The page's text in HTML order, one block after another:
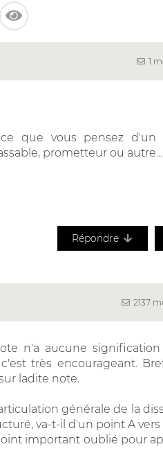
1
que vous pensez
prometteur ou
Répondre
2137
n'a aucune
très encourageant.
ladite note.
générale de la
va-t-il d'un point A
important oublié pour